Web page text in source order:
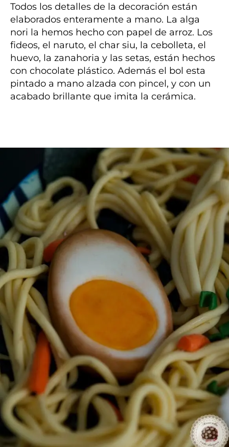
Todos los detalles de la decoración están
elaborados enteramente a mano. La alga
nori la hemos hecho con papel de arroz. Los
fideos, el naruto, el char siu, la cebolleta, el
huevo, la zanahoria y las setas, están hechos
con chocolate plástico. Además el bol esta
pintado a mano alzada con pincel, y con un
acabado brillante que imita la cerámica.